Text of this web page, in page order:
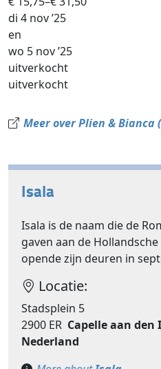
di 4 nov ’25
en
wo 5 nov ’25
uitverkocht
uitverkocht
Meer over Plien &
Isala
Isala is de naam die de
gaven aan de
opende zijn deuren in
Locatie:
Stadsplein 5
2900 ER Capelle aan den
Nederland